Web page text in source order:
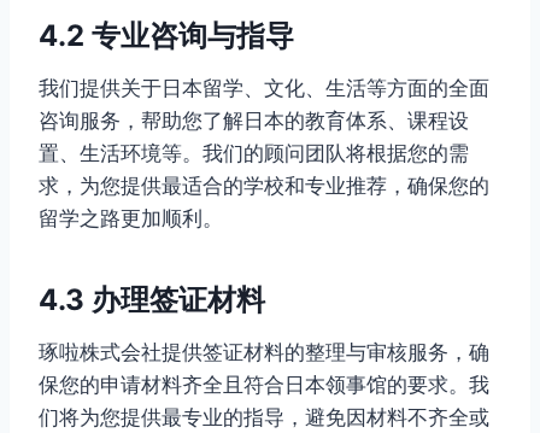
4.2 专业咨询与指导
我们提供关于日本留学、文化、生活等方面的全面
咨询服务，帮助您了解日本的教育体系、课程设
置、生活环境等。我们的顾问团队将根据您的需
求，为您提供最适合的学校和专业推荐，确保您的
留学之路更加顺利。
4.3 办理签证材料
琢啦株式会社提供签证材料的整理与审核服务，确
保您的申请材料齐全且符合日本领事馆的要求。我
们将为您提供最专业的指导，避免因材料不齐全或